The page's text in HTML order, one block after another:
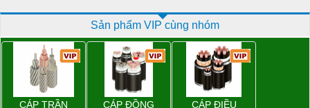
Sản phẩm VIP cùng nhóm
CÁP TRẦN
CÁP ĐỒNG
CÁP ĐIỀU